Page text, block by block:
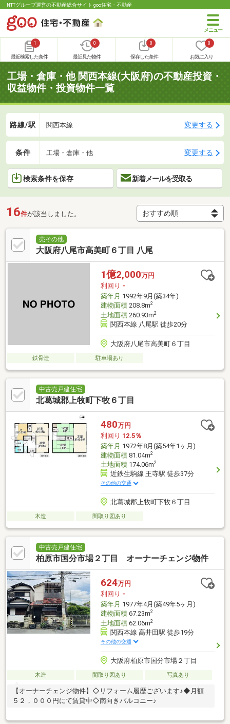
NTTグループ運営の不動産総合サイト goo住宅・不動産
1
最近検索した条件
0
最近見た物件
0
保存した条件
0
お気に入り
工場・倉庫・他 関西本線(大阪府)の不動産投資・
収益物件・投資物件一覧
路線/駅 関西本線 変更する
条件 工場・倉庫・他 変更する
検索条件を保存 新着メールを受取る
16件が該当しました。
売その他
大阪府八尾市高美町６丁目 八尾
1億2,000万円
利回り -
築年月 1992年9月(築34年)
建物面積208.8m2
土地面積260.93m2
関西本線 八尾駅 徒歩20分
大阪府八尾市高美町６丁目
鉄骨造 駐車場あり
中古売戸建住宅
北葛城郡上牧町下牧６丁目
480万円
利回り 12.5％
築年月 1972年8月(築54年1ヶ月)
建物面積81.04m2
土地面積174.06m2
近鉄生駒線 王寺駅 徒歩37分
その他の交通
北葛城郡上牧町下牧６丁目
木造 間取り図あり
中古売戸建住宅
柏原市国分市場２丁目 オーナーチェンジ物件
624万円
利回り -
築年月 1977年4月(築49年5ヶ月)
建物面積67.23m2
土地面積62.06m2
関西本線 高井田駅 徒歩19分
その他の交通
大阪府柏原市国分市場２丁目
木造 間取り図あり 写真あり
【オーナーチェンジ物件】◇リフォーム履歴ございます♪◆月額
５２，０００円にて賃貸中◇南向きバルコニー♪